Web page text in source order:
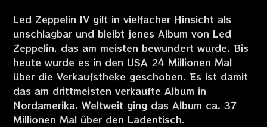
Led Zeppelin IV gilt in vielfacher Hinsicht als
unschlagbar und bleibt jenes Album von Led
Zeppelin, das am meisten bewundert wurde. Bis
heute wurde es in den USA 24 Millionen Mal
über die Verkaufstheke geschoben. Es ist damit
das am drittmeisten verkaufte Album in
Nordamerika. Weltweit ging das Album ca. 37
Millionen Mal über den Ladentisch.